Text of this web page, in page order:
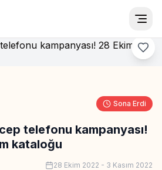
Sona Erdi
telefonu kampanyası!
kataloğu
28 Ekim 2022 - 3 Kasım 2022